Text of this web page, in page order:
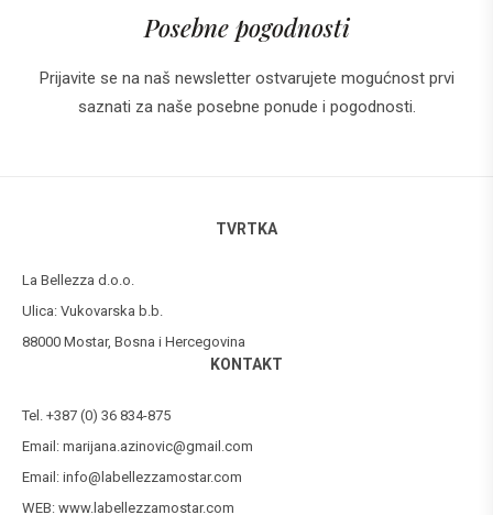
Posebne pogodnosti
Prijavite se na naš newsletter ostvarujete mogućnost prvi
saznati za naše posebne ponude i pogodnosti.
TVRTKA
La Bellezza d.o.o.
Ulica: Vukovarska b.b.
88000 Mostar, Bosna i Hercegovina
KONTAKT
Tel. +387 (0) 36 834-875
Email: marijana.azinovic@gmail.com
Email: info@labellezzamostar.com
WEB: www.labellezzamostar.com